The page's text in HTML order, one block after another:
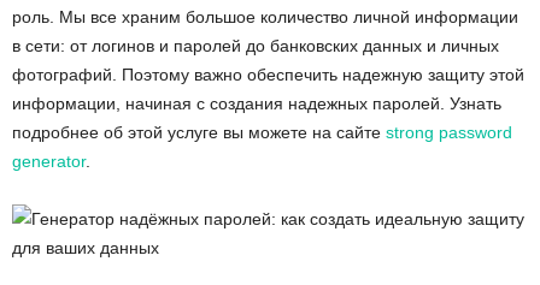
роль. Мы все храним большое количество личной информации
в сети: от логинов и паролей до банковских данных и личных
фотографий. Поэтому важно обеспечить надежную защиту этой
информации, начиная с создания надежных паролей. Узнать
подробнее об этой услуге вы можете на сайте strong password
generator.